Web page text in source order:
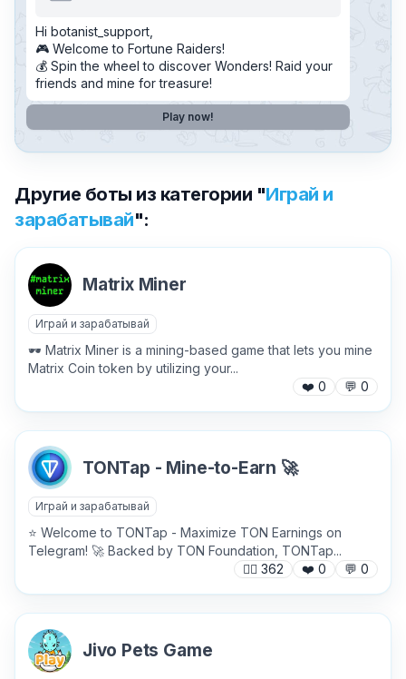
Причина жалобы
Текст обращения (необязательно)
Hi botanist_support,
🎮 Welcome to Fortune Raiders!
💰 Spin the wheel to discover Wonders! Raid your
friends and mine for treasure!
Play now!
Другие боты из категории "Играй и
зарабатывай":
Matrix Miner
Играй и зарабатывай
🕶️ Matrix Miner is a mining-based game that lets you mine
Matrix Coin token by utilizing your...
❤️ 0 💬 0
TONTap - Mine-to-Earn 🚀
Играй и зарабатывай
⭐️ Welcome to TONTap - Maximize TON Earnings on
Telegram! 🚀 Backed by TON Foundation, TONTap...
🙍‍♂️ 362 ❤️ 0 💬 0
Jivo Pets Game